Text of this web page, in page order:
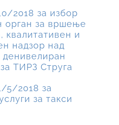
2018 за избор
орган за вршење
квалитативен и
надзор над
денивелиран
ТИРЗ Струга
5/2018 за
за такси